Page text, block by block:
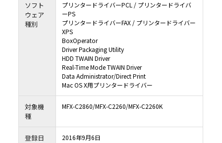
ソフト
ウェア
種別
プリンタードライバーPCL / プリンタードライバ
ーPS
プリンタードライバーFAX / プリンタードライバー
XPS
BoxOperator
Driver Packaging Utility
HDD TWAIN Driver
Real-Time Mode TWAIN Driver
Data Administrator/Direct Print
Mac OS X用プリンタードライバー
対象機
種
MFX-C2860/MFX-C2260/MFX-C2260K
登録日 2016年9月6日